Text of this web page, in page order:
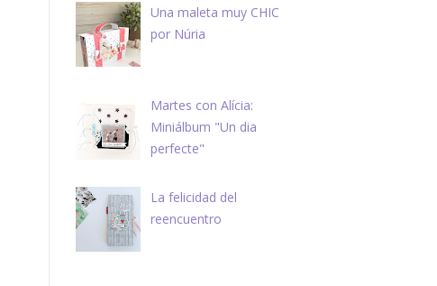
Una maleta muy CHIC
por Núria
Martes con Alícia:
Miniálbum "Un dia
perfecte"
La felicidad del
reencuentro